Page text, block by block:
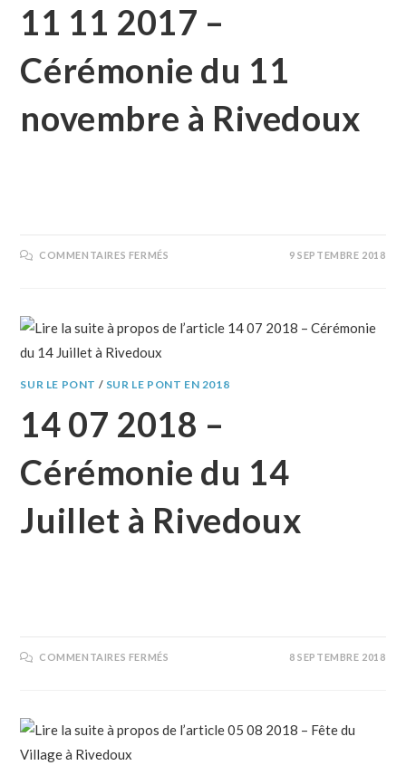
11 11 2017 –
Cérémonie du 11
novembre à Rivedoux
COMMENTAIRES FERMÉS 9 SEPTEMBRE 2018
SUR LE PONT / SUR LE PONT EN 2018
14 07 2018 –
Cérémonie du 14
Juillet à Rivedoux
COMMENTAIRES FERMÉS 8 SEPTEMBRE 2018